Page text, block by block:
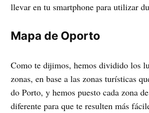
llevar en tu smartphone para utilizar
Mapa de Oporto
Como te dijimos, hemos dividido los
zonas, en base a las zonas turísticas
do Porto, y hemos puesto cada zona
diferente para que te resulten más